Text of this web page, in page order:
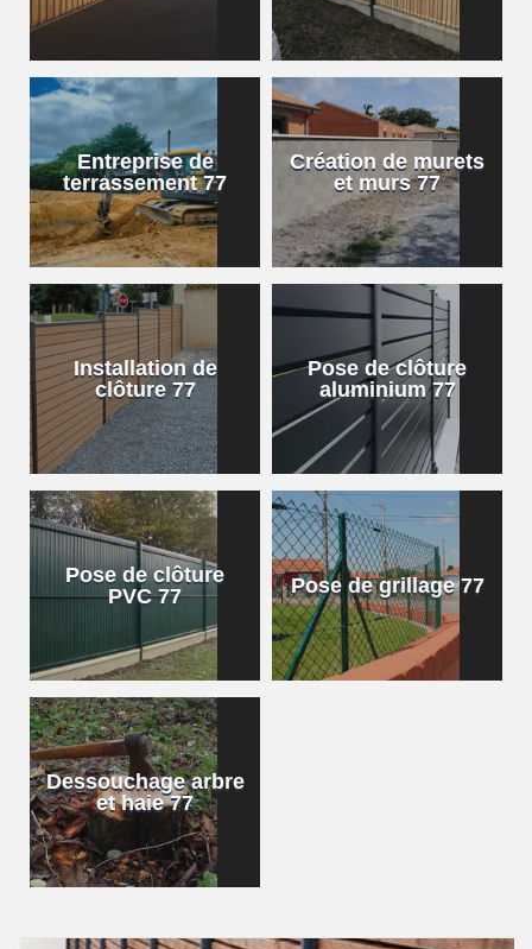
Entreprise de
terrassement 77
Création de murets
et murs 77
Installation de
clôture 77
Pose de clôture
aluminium 77
Pose de clôture
PVC 77
Pose de grillage 77
Dessouchage arbre
et haie 77